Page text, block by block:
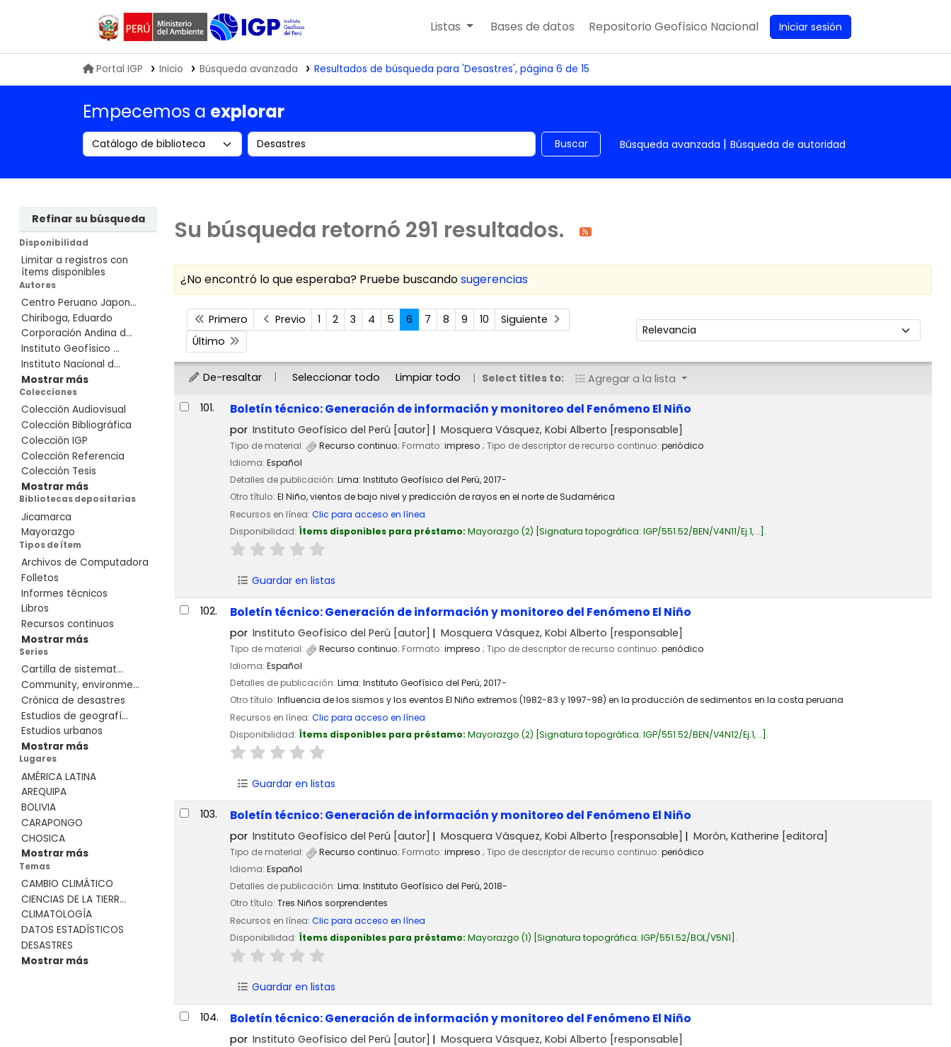
Biblioteca IGP
Listas Bases de datos Repositorio Geofísico Nacional Iniciar sesión
Portal IGP Inicio Búsqueda avanzada Resultados de búsqueda para 'Desastres', página 6 de 15
Empecemos a explorar
Search the catalog by: Buscar en el catálogo por palabra clave Buscar Búsqueda avanzada Búsqueda de autoridad
Refinar su búsqueda
Disponibilidad
Limitar a registros con
ítems disponibles
Autores
Centro Peruano Japon...
Chiriboga, Eduardo
Corporación Andina d...
Instituto Geofísico ...
Instituto Nacional d...
Mostrar más
Colecciones
Colección Audiovisual
Colección Bibliográfica
Colección IGP
Colección Referencia
Colección Tesis
Mostrar más
Bibliotecas depositarias
Jicamarca
Mayorazgo
Tipos de ítem
Archivos de Computadora
Folletos
Informes técnicos
Libros
Recursos continuos
Mostrar más
Series
Cartilla de sistemat...
Community, environme...
Crónica de desastres
Estudios de geografí...
Estudios urbanos
Mostrar más
Lugares
AMÉRICA LATINA
AREQUIPA
BOLIVIA
CARAPONGO
CHOSICA
Mostrar más
Temas
CAMBIO CLIMÁTICO
CIENCIAS DE LA TIERR...
CLIMATOLOGÍA
DATOS ESTADÍSTICOS
DESASTRES
Mostrar más
Su búsqueda retornó 291 resultados.
¿No encontró lo que esperaba? Pruebe buscandosugerencias
Ordenar
Primero Previo 1 2 3 4 5 6 7 8 9 10
Siguiente
Último
Ordenar por:
De-resaltar Seleccionar todo Limpiar todo Select titles to: Agregar a la lista
Resultados
101. Boletín técnico: Generación de información y monitoreo del Fenómeno El Niño
por Instituto Geofísico del Perú [autor] Mosquera Vásquez, Kobi Alberto [responsable]
Tipo de material: Recurso continuo; Formato: impreso ; Tipo de descriptor de recurso continuo: periódico
Idioma: Español
Detalles de publicación: Lima: Instituto Geofísico del Perú,2017-
Otro título: El Niño, vientos de bajo nivel y predicción de rayos en el norte de Sudamérica
Recursos en línea: Clic para acceso en línea
Disponibilidad: Ítems disponibles para préstamo: Mayorazgo (2) Signatura topográfica: IGP/551.52/BEN/V4N11/Ej.1, .. .
Guardar en listas
102. Boletín técnico: Generación de información y monitoreo del Fenómeno El Niño
por Instituto Geofísico del Perú [autor] Mosquera Vásquez, Kobi Alberto [responsable]
Tipo de material: Recurso continuo; Formato: impreso ; Tipo de descriptor de recurso continuo: periódico
Idioma: Español
Detalles de publicación: Lima: Instituto Geofísico del Perú,2017-
Otro título: Influencia de los sismos y los eventos El Niño extremos (1982-83 y 1997-98) en la producción de sedimentos en la costa peruana
Recursos en línea: Clic para acceso en línea
Disponibilidad: Ítems disponibles para préstamo: Mayorazgo (2) Signatura topográfica: IGP/551.52/BEN/V4N12/Ej.1, .. .
Guardar en listas
103. Boletín técnico: Generación de información y monitoreo del Fenómeno El Niño
por Instituto Geofísico del Perú [autor] Mosquera Vásquez, Kobi Alberto [responsable] Morón, Katherine [editora]
Tipo de material: Recurso continuo; Formato: impreso ; Tipo de descriptor de recurso continuo: periódico
Idioma: Español
Detalles de publicación: Lima: Instituto Geofísico del Perú,2018-
Otro título: Tres Niños sorprendentes
Recursos en línea: Clic para acceso en línea
Disponibilidad: Ítems disponibles para préstamo: Mayorazgo (1) Signatura topográfica: IGP/551.52/BOL/V5N1 .
Guardar en listas
104. Boletín técnico: Generación de información y monitoreo del Fenómeno El Niño
por Instituto Geofísico del Perú [autor] Mosquera Vásquez, Kobi Alberto [responsable]